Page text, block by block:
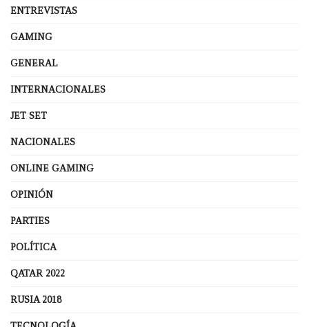
ENTREVISTAS
GAMING
GENERAL
INTERNACIONALES
JET SET
NACIONALES
ONLINE GAMING
OPINIÓN
PARTIES
POLÍTICA
QATAR 2022
RUSIA 2018